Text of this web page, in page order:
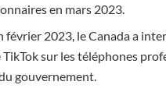
en mars 2023.
février 2023, le Canada a
sur les téléphones
gouvernement.